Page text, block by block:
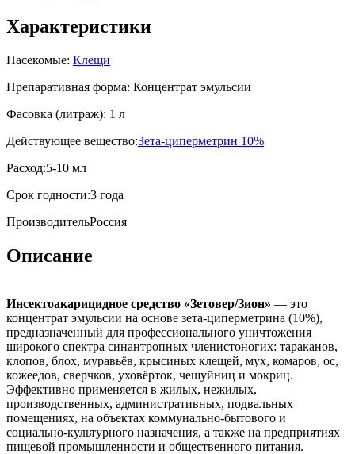
Характеристики
Насекомые: Клещи
Препаративная форма: Концентрат эмульсии
Фасовка (литраж): 1 л
Действующее вещество:Зета-циперметрин 10%
Расход:5-10 мл
Срок годности:3 года
ПроизводительРоссия
Описание
Инсектоакарицидное средство «Зетовер/Зион» — это
концентрат эмульсии на основе зета-циперметрина (10%),
предназначенный для профессионального уничтожения
широкого спектра синантропных членистоногих: тараканов,
клопов, блох, муравьёв, крысиных клещей, мух, комаров, ос,
кожеедов, сверчков, уховёрток, чешуйниц и мокриц.
Эффективно применяется в жилых, нежилых,
производственных, административных, подвальных
помещениях, на объектах коммунально-бытового и
социально-культурного назначения, а также на предприятиях
пищевой промышленности и общественного питания.